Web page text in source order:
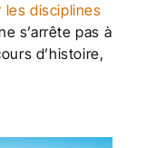
les disciplines
s’arrête pas à
d’histoire,